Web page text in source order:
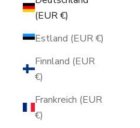
(EUR €)
Estland (EUR €)
Finnland (EUR
€)
Frankreich (EUR
€)